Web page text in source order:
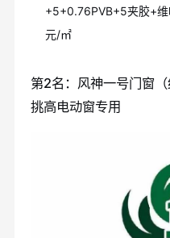
+5+0.76PVB+5夹胶+
元/㎡
第2名：风神一号门窗
挑高电动窗专用